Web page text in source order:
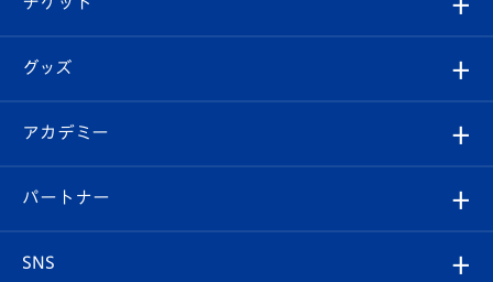
チケット
イベント
メディア
エンブレム紹介
スタッフプロフィール
マスコット紹介
はじめての観戦ガイド
Revive Team
ヴィヴィくんの長崎おもてなしガイド
フォトギャラリー
スタジアムグルメ
チケット
V-LOVERS（ファンクラブ）
プレイヤーズスイート
グッズ
オンラインショップ
店舗情報
アカデミー
育成からのお知らせ
パートナー
SNS